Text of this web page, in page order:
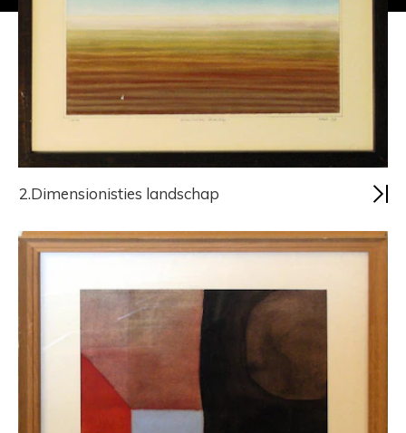
2.Dimensionisties landschap